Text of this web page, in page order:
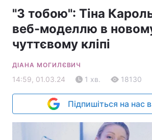
"З тобою": Тіна
веб-моделлю в
чуттєвому кліпі
ДІАНА МОГИЛЄВИЧ
14:59, 01.03.24 1 хв. 18130
Підпишіться на нас